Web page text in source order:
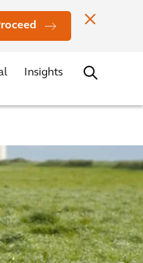
Contato
Insights